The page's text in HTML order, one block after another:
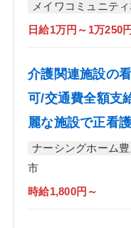
メイワコミュニテ
日給1万円～1万250円
介護関連施設の
可/交通費全額支
麗な施設で正看
ナーシングホーム
市
時給1,800円～